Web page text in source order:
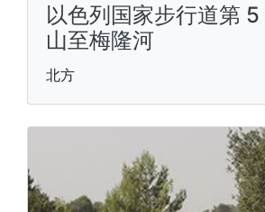
以色列国家步行道第
山至梅隆河
北方